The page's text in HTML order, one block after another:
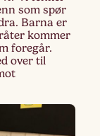
som spør
Barna er
kommer
foregår.
over til